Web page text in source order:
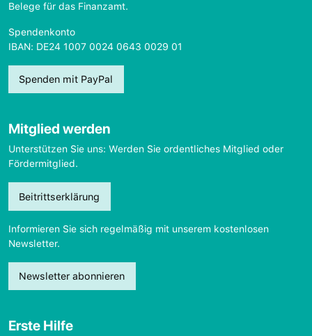
Belege für das Finanzamt.
Spendenkonto
IBAN: DE24 1007 0024 0643 0029 01
Spenden mit PayPal
Mitglied werden
Unterstützen Sie uns: Werden Sie ordentliches Mitglied oder
Fördermitglied.
Beitrittserklärung
Informieren Sie sich regelmäßig mit unserem kostenlosen
Newsletter.
Newsletter abonnieren
Erste Hilfe